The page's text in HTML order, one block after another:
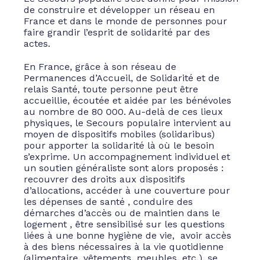
de construire et développer un réseau en
France et dans le monde de personnes pour
faire grandir l’esprit de solidarité par des
actes.
En France, grâce à son réseau de
Permanences d’Accueil, de Solidarité et de
relais Santé, toute personne peut être
accueillie, écoutée et aidée par les bénévoles
au nombre de 80 000. Au-delà de ces lieux
physiques, le Secours populaire intervient au
moyen de dispositifs mobiles (solidaribus)
pour apporter la solidarité là où le besoin
s’exprime. Un accompagnement individuel et
un soutien généraliste sont alors proposés :
recouvrer des droits aux dispositifs
d’allocations, accéder à une couverture pour
les dépenses de santé , conduire des
démarches d’accès ou de maintien dans le
logement , être sensibilisé sur les questions
liées à une bonne hygiène de vie, avoir accès
à des biens nécessaires à la vie quotidienne
(alimentaire, vêtements, meubles, etc.), se